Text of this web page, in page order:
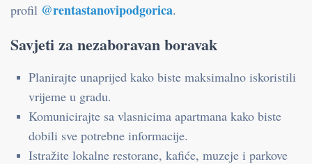
profil @rentastanovipodgorica.
Savjeti za nezaboravan boravak
Planirajte unaprijed kako biste maksimalno iskoristili
vrijeme u gradu.
Komunicirajte sa vlasnicima apartmana kako biste
dobili sve potrebne informacije.
Istražite lokalne restorane, kafiće, muzeje i parkove